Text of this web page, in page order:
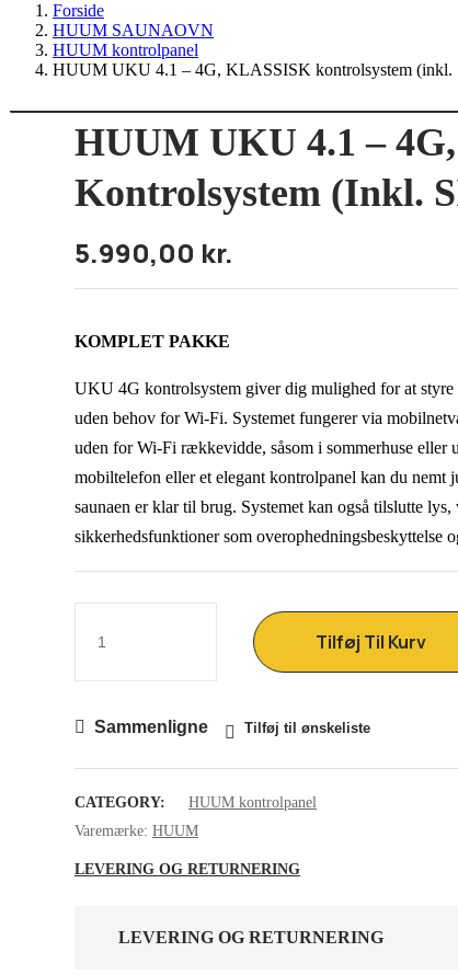
Forside
HUUM SAUNAOVN
HUUM kontrolpanel
HUUM UKU 4.1 – 4G, KLASSISK kontrolsystem (inkl.
HUUM UKU 4.1 –
Kontrolsystem (inkl.
5.990,00 kr.
KOMPLET PAKKE
UKU 4G kontrolsystem giver dig mulighed for at
uden behov for Wi-Fi. Systemet fungerer via
uden for Wi-Fi rækkevidde, såsom i sommerhuse eller
mobiltelefon eller et elegant kontrolpanel kan du nemt
saunaen er klar til brug. Systemet kan også tilslutte
sikkerhedsfunktioner som overophedningsbeskyttelse
Tilføj Til Kurv
Sammenligne Tilføj til ønskeliste
CATEGORY:
HUUM kontrolpanel
Varemærke: HUUM
LEVERING OG RETURNERING
LEVERING OG RETURNERING